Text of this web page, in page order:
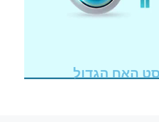
האח הגדול